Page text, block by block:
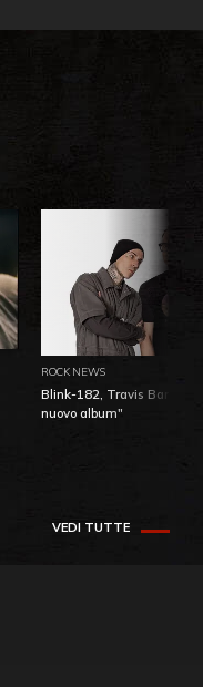
ROCK NEWS
Blink-182, Travis Barker:
nuovo album"
VEDI TUTTE